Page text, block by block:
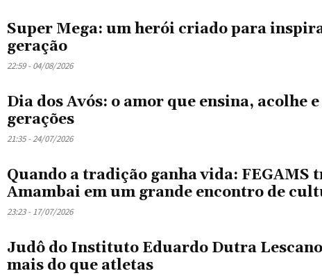
Super Mega: um herói criado para
geração
22:59 - 04/08/2026
Dia dos Avós: o amor que ensina, acolhe
gerações
21:35 - 24/07/2026
Quando a tradição ganha vida: FEGAMS
Amambai em um grande encontro de
23:23 - 17/07/2026
Judô do Instituto Eduardo Dutra
mais do que atletas